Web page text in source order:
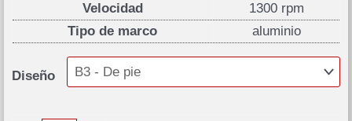
Velocidad
1300 rpm
Tipo de marco
aluminio
Diseño